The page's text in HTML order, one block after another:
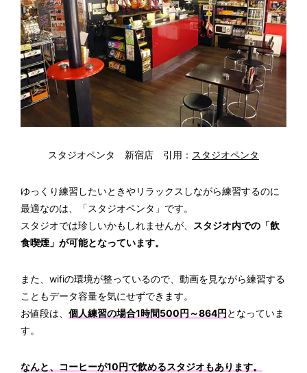
スタジオペンタ 新宿店 引用： スタジオペンタ
ゆっくり練習したいときやリラックスしながら練習するのに
最適なのは、「スタジオペンタ」です。
スタジオでは珍しいかもしれませんが、
スタジオ内での「飲
食喫煙」が可能となっています。
また、wifiの環境が整っているので、動画を見ながら練習する
こともデータ容量を気にせずできます。
お値段は、 個人練習の場合1時間500円～864円となっていま
す。
なんと、コーヒーが10円で飲めるスタジオもあります。